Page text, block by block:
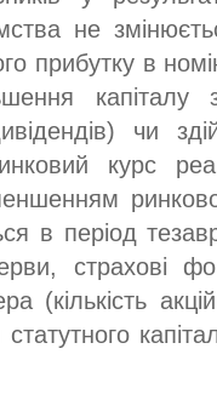
не
прибутку в
капіталу
чи
курс
в період
страхові
(кількість